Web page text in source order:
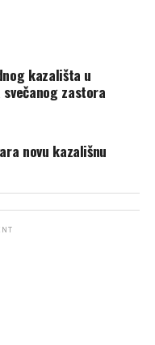
kazališta u
zastora
novu kazališnu